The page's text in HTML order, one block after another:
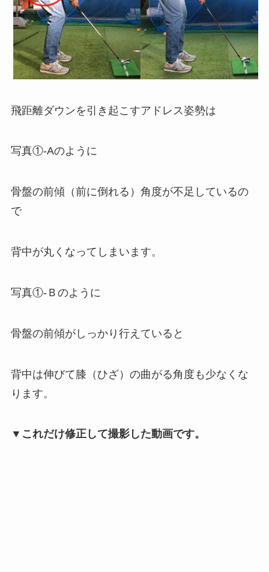
飛距離ダウンを引き起こすアドレス姿勢は
写真①-Aのように
骨盤の前傾（前に倒れる）角度が不足しているの
で
背中が丸くなってしまいます。
写真①-Ｂのように
骨盤の前傾がしっかり行えていると
背中は伸びて膝（ひざ）の曲がる角度も少なくな
ります。
▼これだけ修正して撮影した動画です。